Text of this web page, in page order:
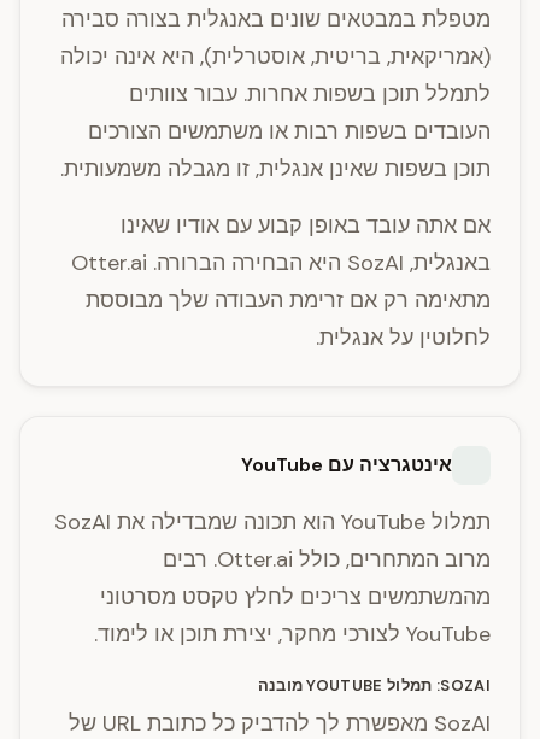
מטפלת במבטאים שונים באנגלית בצורה סבירה
(אמריקאית, בריטית, אוסטרלית), היא אינה יכולה
לתמלל תוכן בשפות אחרות. עבור צוותים
העובדים בשפות רבות או משתמשים הצורכים
תוכן בשפות שאינן אנגלית, זו מגבלה משמעותית.
אם אתה עובד באופן קבוע עם אודיו שאינו
באנגלית, SozAI היא הבחירה הברורה. Otter.ai
מתאימה רק אם זרימת העבודה שלך מבוססת
לחלוטין על אנגלית.
אינטגרציה עם YouTube
תמלול YouTube הוא תכונה שמבדילה את SozAI
מרוב המתחרים, כולל Otter.ai. רבים
מהמשתמשים צריכים לחלץ טקסט מסרטוני
YouTube לצורכי מחקר, יצירת תוכן או לימוד.
SOZAI: תמלול YOUTUBE מובנה
SozAI מאפשרת לך להדביק כל כתובת URL של